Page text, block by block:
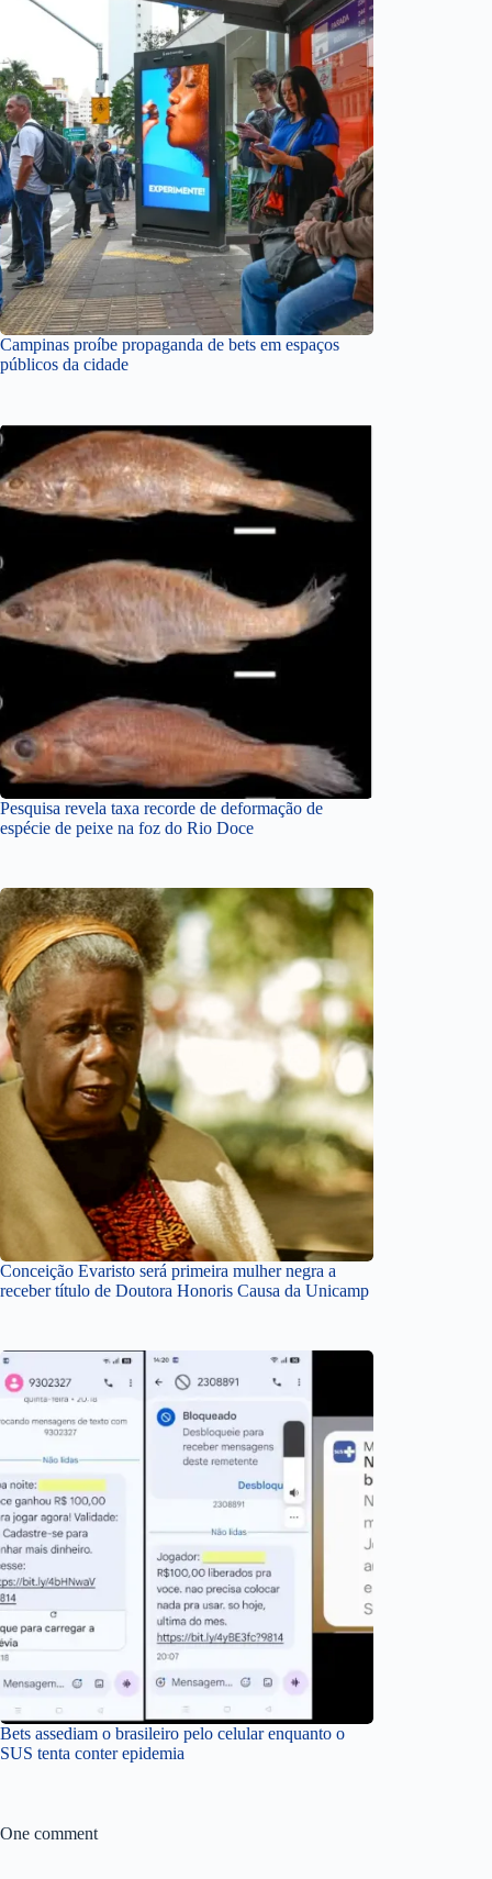
Campinas proíbe propaganda de bets em espaços
públicos da cidade
Pesquisa revela taxa recorde de deformação de
espécie de peixe na foz do Rio Doce
Conceição Evaristo será primeira mulher negra a
receber título de Doutora Honoris Causa da Unicamp
Bets assediam o brasileiro pelo celular enquanto o
SUS tenta conter epidemia
One comment